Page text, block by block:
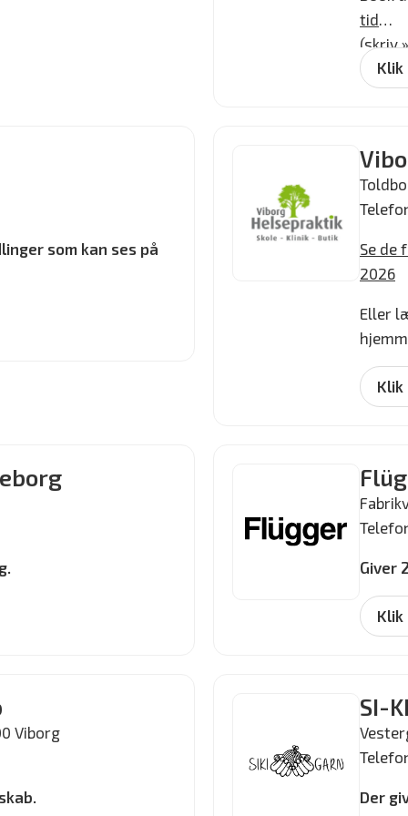
tid
(skriv
som kan ses på
Se de
2026
Eller
Giver
Viborg
SI-
Der